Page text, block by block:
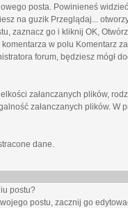
posta. Powinieneś
na guzik Przeglądaj...
zaznacz go i kliknij OK,
w polu Komentarz
forum, będziesz mógł
załanczanych plików,
załanczanych plików.
dane.
postu?
postu, zacznij go